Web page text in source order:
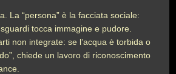
La “persona” è la facciata sociale:
tocca immagine e pudore.
non integrate: se l’acqua è torbida o
chiede un lavoro di riconoscimento